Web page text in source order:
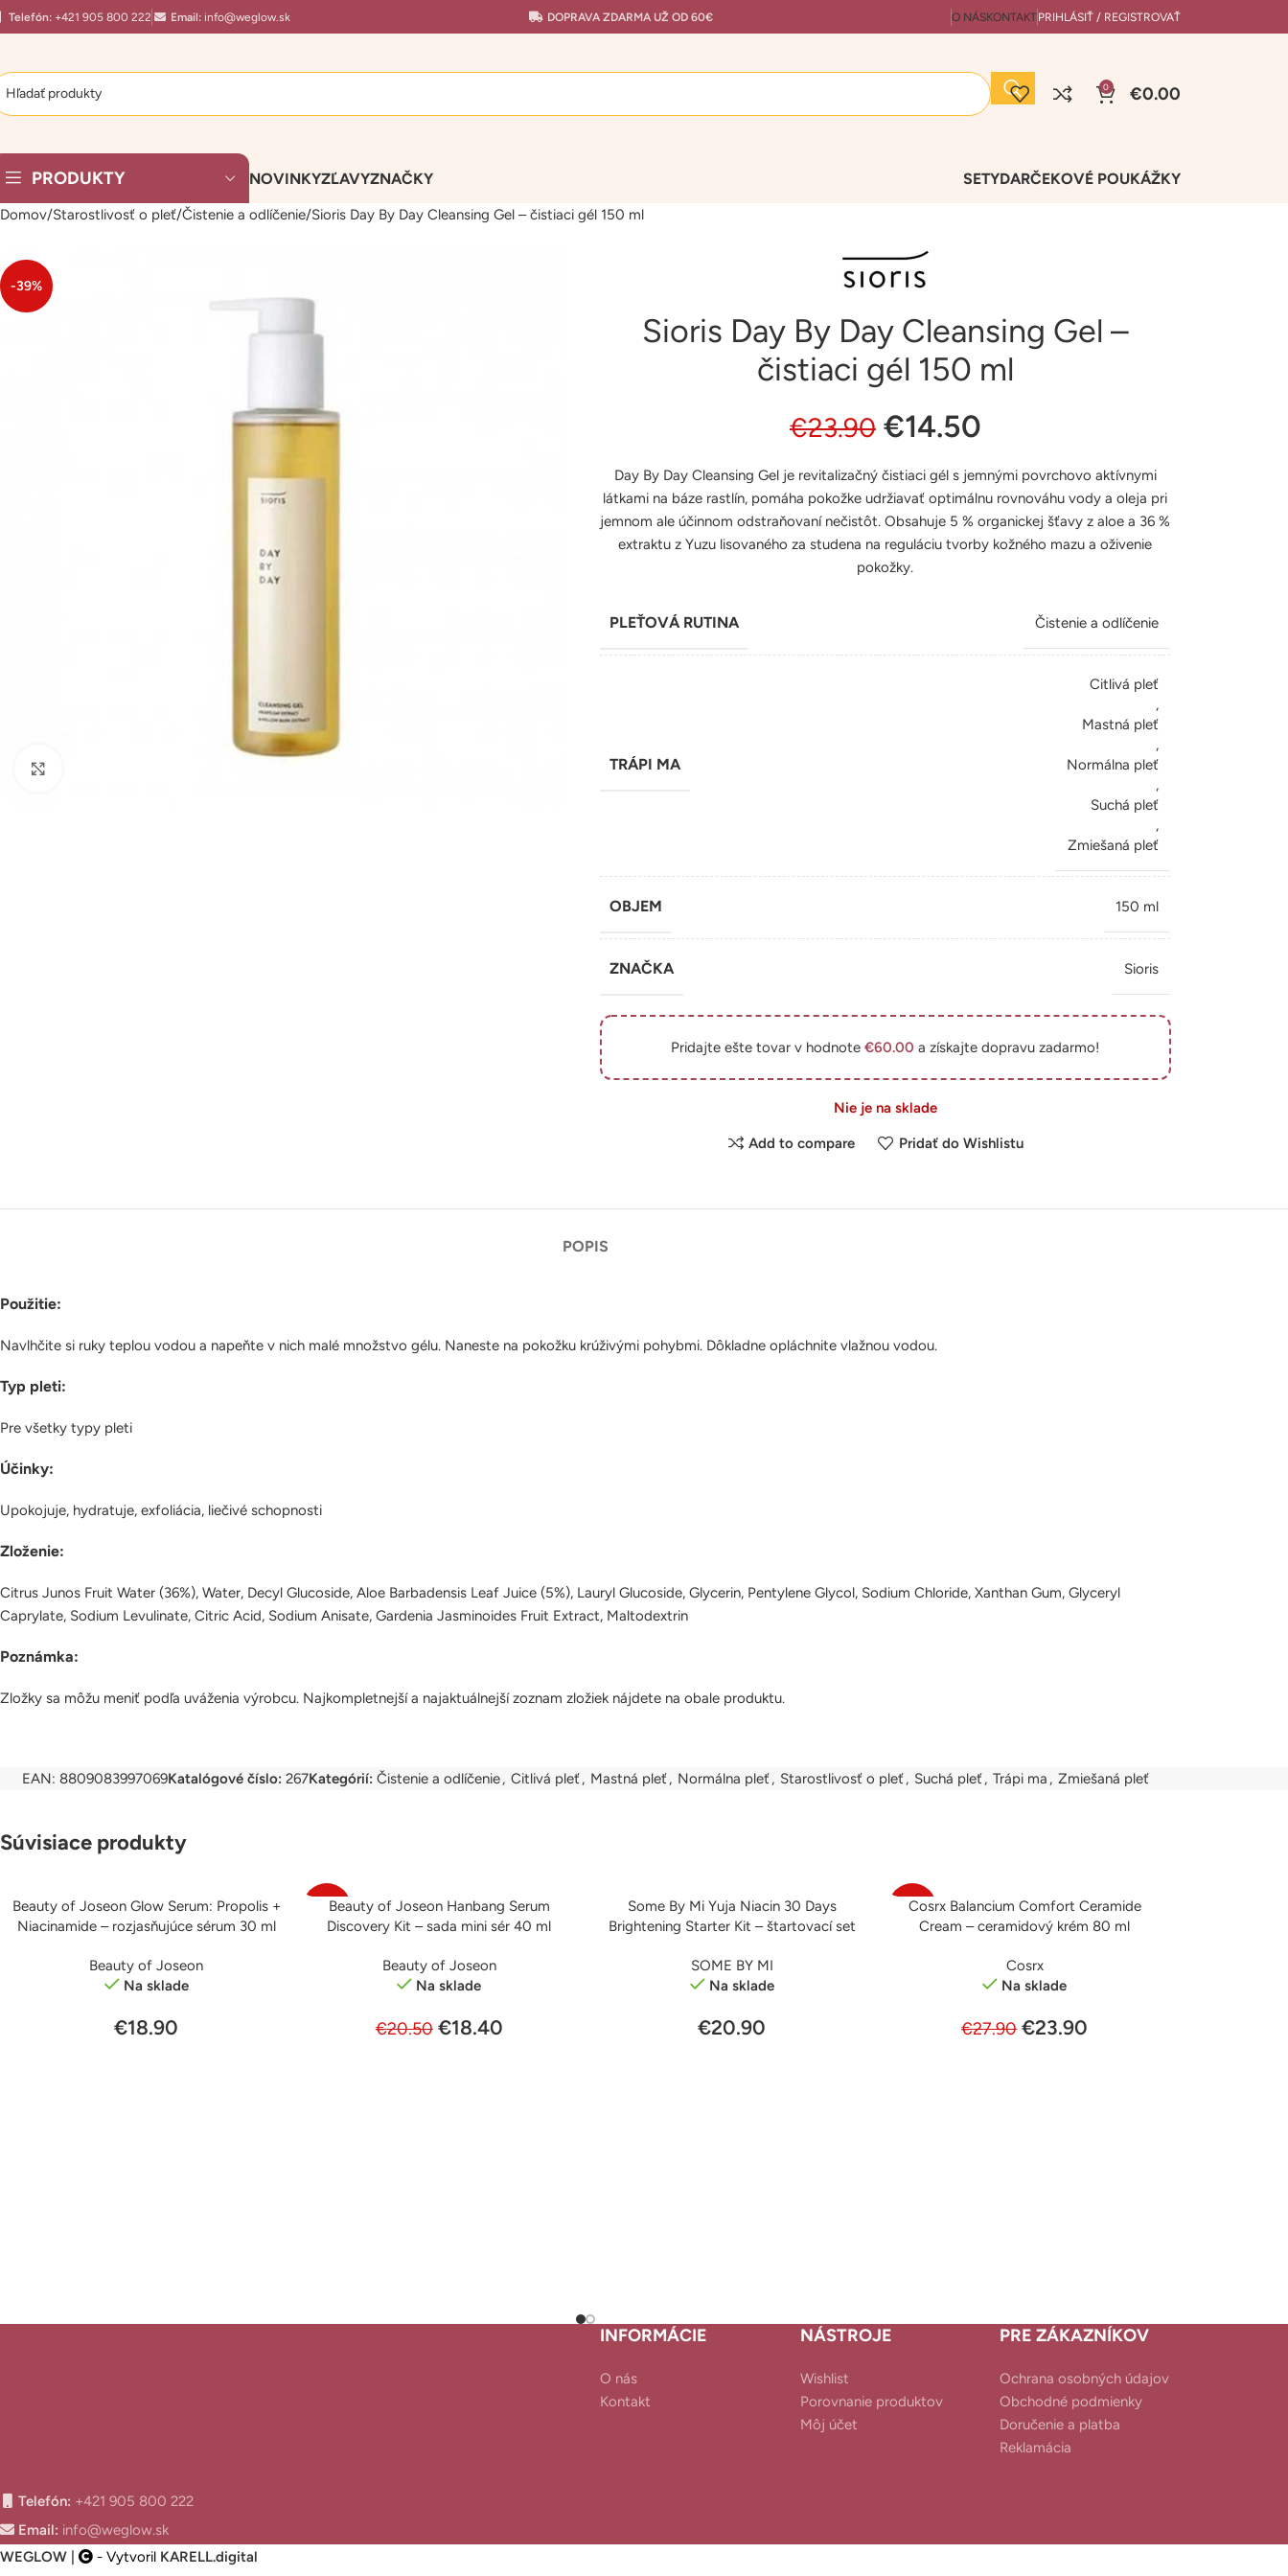
Telefón: +421 905 800 222 Email: info@weglow.sk DOPRAVA ZDARMA UŽ OD 60€ O NÁSKONTAKTPRIHLÁSIŤ / REGISTROVAŤ
0 €0.00
PRODUKTY NOVINKYZĽAVYZNAČKY SETYDARČEKOVÉ POUKÁŽKY
Domov Starostlivosť o pleť Čistenie a odlíčenie Sioris Day By Day Cleansing Gel – čistiaci gél 150 ml
-39%
Sioris Day By Day Cleansing Gel –
čistiaci gél 150 ml
€23.90 €14.50
Day By Day Cleansing Gel je revitalizačný čistiaci gél s jemnými povrchovo aktívnymi
látkami na báze rastlín, pomáha pokožke udržiavať optimálnu rovnováhu vody a oleja pri
jemnom ale účinnom odstraňovaní nečistôt. Obsahuje 5 % organickej šťavy z aloe a 36 %
extraktu z Yuzu lisovaného za studena na reguláciu tvorby kožného mazu a oživenie
pokožky.
PLEŤOVÁ RUTINA Čistenie a odlíčenie
TRÁPI MA
Citlivá pleť
,
Mastná pleť
,
Normálna pleť
,
Suchá pleť
,
Zmiešaná pleť
OBJEM 150 ml
ZNAČKA Sioris
Pridajte ešte tovar v hodnote€60.00 a získajte dopravu zadarmo!
Nie je na sklade
Add to compare Pridať do Wishlistu
POPIS
Použitie:
Navlhčite si ruky teplou vodou a napeňte v nich malé množstvo gélu. Naneste na pokožku krúživými pohybmi. Dôkladne opláchnite vlažnou vodou.
Typ pleti:
Pre všetky typy pleti
Účinky:
Upokojuje, hydratuje, exfoliácia, liečivé schopnosti
Zloženie:
Citrus Junos Fruit Water (36%), Water, Decyl Glucoside, Aloe Barbadensis Leaf Juice (5%), Lauryl Glucoside, Glycerin, Pentylene Glycol, Sodium Chloride, Xanthan Gum, Glyceryl
Caprylate, Sodium Levulinate, Citric Acid, Sodium Anisate, Gardenia Jasminoides Fruit Extract, Maltodextrin
Poznámka:
Zložky sa môžu meniť podľa uváženia výrobcu. Najkompletnejší a najaktuálnejší zoznam zložiek nájdete na obale produktu.
EAN: 8809083997069Katalógové číslo: 267Kategórií: Čistenie a odlíčenie, Citlivá pleť, Mastná pleť, Normálna pleť, Starostlivosť o pleť, Suchá pleť, Trápi ma , Zmiešaná pleť
Súvisiace produkty
PRIDAŤ DO KOŠÍKA
Beauty of Joseon Glow Serum: Propolis +
Niacinamide – rozjasňujúce sérum 30 ml
Beauty of Joseon
Na sklade
€18.90
-10%
PRIDAŤ DO KOŠÍKA
Beauty of Joseon Hanbang Serum
Discovery Kit – sada mini sér 40 ml
Beauty of Joseon
Na sklade
€20.50 €18.40
PRIDAŤ DO KOŠÍKA
Some By Mi Yuja Niacin 30 Days
Brightening Starter Kit – štartovací set
SOME BY MI
Na sklade
€20.90
-14%
PRIDAŤ DO KOŠÍKA
Cosrx Balancium Comfort Ceramide
Cream – ceramidový krém 80 ml
Cosrx
Na sklade
€27.90 €23.90
Telefón: +421 905 800 222
Email: info@weglow.sk
INFORMÁCIE
O nás
Kontakt
NÁSTROJE
Wishlist
Porovnanie produktov
Môj účet
PRE ZÁKAZNÍKOV
Ochrana osobných údajov
Obchodné podmienky
Doručenie a platba
Reklamácia
WEGLOW | - Vytvoril KARELL.digital